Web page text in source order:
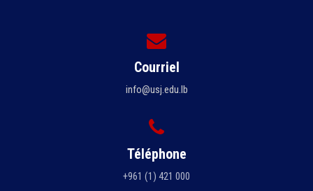
Courriel
info@usj.edu.lb
Téléphone
+961 (1) 421 000